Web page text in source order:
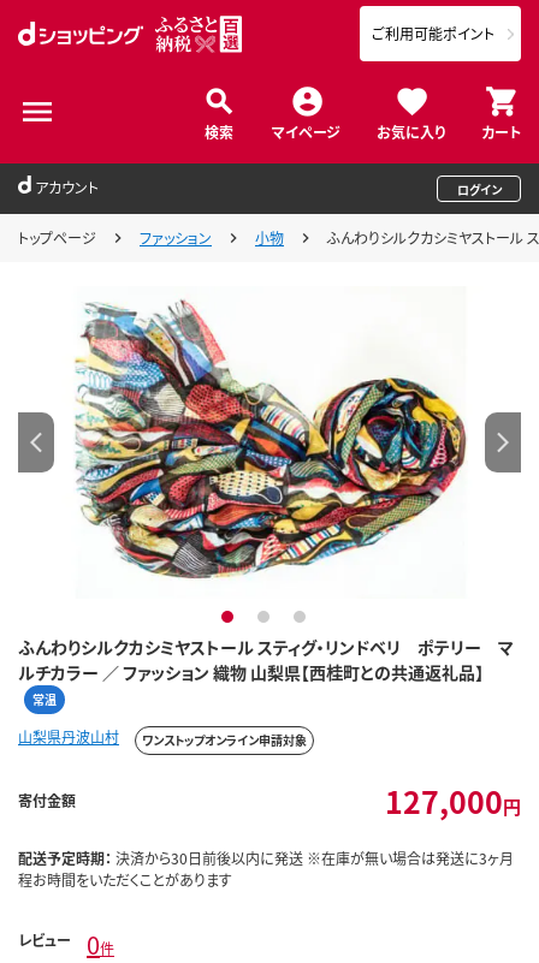
検索 マイページ お気に入り カート
ご利用可能ポイント
アカウント ログイン
トップページ ファッション 小物 ふんわりシルクカシミヤストール
ふんわりシルクカシミヤストール スティグ・リンドベリ ポテリー マ
ルチカラー ／ ファッション 織物 山梨県【西桂町との共通返礼品】
常温
1 2 3
山梨県丹波山村 ワンストップオンライン申請対象
寄付金額 127,000円
配送予定時期： 決済から30日前後以内に発送 ※在庫が無い場合は発送に3ヶ月
程お時間をいただくことがあります
レビュー 0件